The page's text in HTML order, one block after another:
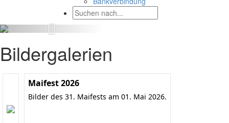
Bildergalerien
Maifest 2026
Bilder des 31. Maifests am 01. Mai 2026.